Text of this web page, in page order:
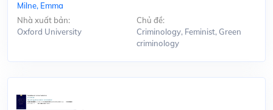
Milne, Emma
Nhà xuất bản:
Oxford University
Chủ đề:
Criminology, Feminist, Green
criminology